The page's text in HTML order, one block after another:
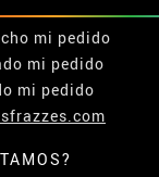
mi pedido
mi pedido
mi pedido